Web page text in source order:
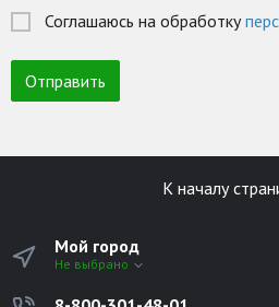
Соглашаюсь на обработку
К началу
Мой город
Не выбрано